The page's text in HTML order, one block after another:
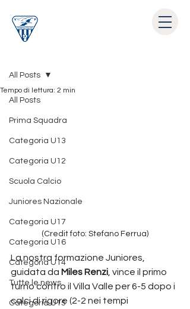
All Posts
Prima Squadra
Categoria U13
Categoria U12
Scuola Calcio
Juniores Nazionale
Categoria U17
Categoria U16
Categoria U14
Tutte le news
Categoria U15
All Posts
Tempo di lettura: 2 min
(Credit foto: Stefano Ferrua)
La nostra formazione Juniores,
guidata da Miles Renzi , vince il primo
turno contro il Villa Valle per 6-5 dopo i
calci di rigore (2-2 nei tempi